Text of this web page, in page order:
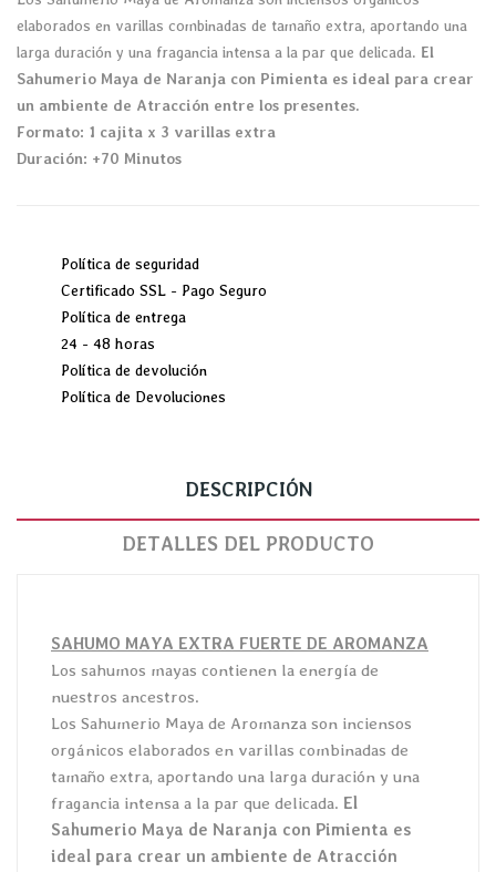
elaborados en varillas combinadas de tamaño extra, aportando una
larga duración y una fragancia intensa a la par que delicada. El
Sahumerio Maya de Naranja con Pimienta es ideal para crear
un ambiente de Atracción entre los presentes.
Formato: 1 cajita x 3 varillas extra
Duración: +70 Minutos
Política de seguridad
Certificado SSL - Pago Seguro
Política de entrega
24 - 48 horas
Política de devolución
Política de Devoluciones
DESCRIPCIÓN
DETALLES DEL PRODUCTO
SAHUMO MAYA EXTRA FUERTE DE AROMANZA
Los sahumos mayas contienen la energía de
nuestros ancestros.
Los Sahumerio Maya de Aromanza son inciensos
orgánicos elaborados en varillas combinadas de
tamaño extra, aportando una larga duración y una
fragancia intensa a la par que delicada. El
Sahumerio Maya de Naranja con Pimienta es
ideal para crear un ambiente de Atracción